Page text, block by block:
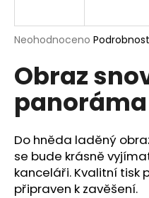
Průměrné
produktu
je
5
hvězdiček.
Neohodnoceno
Obraz
Do hněda laděný
se bude krásně
kanceláři. Kvalitní tisk
připraven k zavěšení.
j
t
?